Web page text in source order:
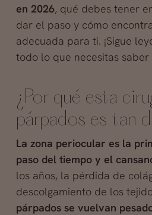
en 2026, qué debes tener
dar el paso y cómo
adecuada para ti. ¡Sigue
todo lo que necesitas
¿Por qué esta
párpados es tan
La zona periocular es la
paso del tiempo y el
los años, la pérdida de
descolgamiento de los
párpados se vuelvan